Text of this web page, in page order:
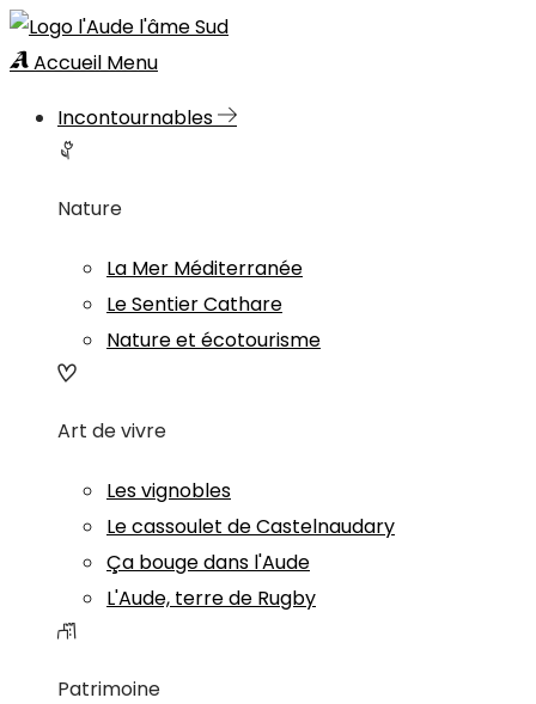
Accueil Menu
Incontournables
Nature
La Mer Méditerranée
Le Sentier Cathare
Nature et écotourisme
Art de vivre
Les vignobles
Le cassoulet de Castelnaudary
Ça bouge dans l'Aude
L'Aude, terre de Rugby
Patrimoine